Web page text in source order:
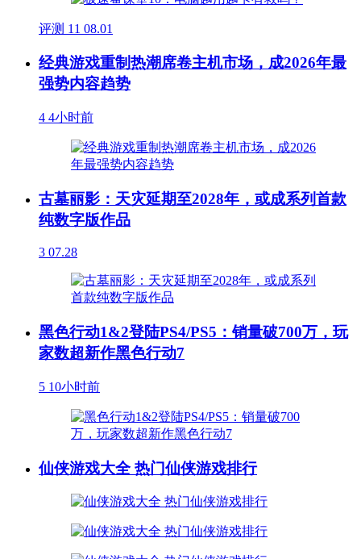
评测 11 08.01
经典游戏重制热潮席卷主机市场，成2026年最
强势内容趋势
4 4小时前
古墓丽影：天灾延期至2028年，或成系列首款
纯数字版作品
3 07.28
黑色行动1&2登陆PS4/PS5：销量破700万，玩
家数超新作黑色行动7
5 10小时前
仙侠游戏大全 热门仙侠游戏排行